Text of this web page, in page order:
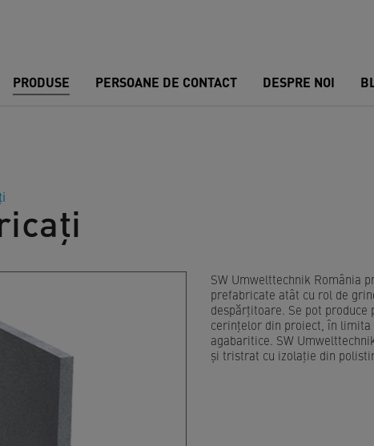
PRODUSE PERSOANE DE CONTACT DESPRE NOI
SW Umwelttechnik România
prefabricate atât cu rol de
despărțitoare. Se pot
cerințelor din proiect, în
agabaritice. SW
și tristrat cu izolație din